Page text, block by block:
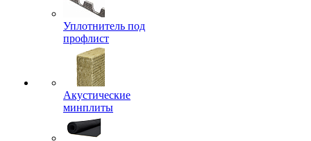
Уплотнитель под
профлист
Акустические
минплиты